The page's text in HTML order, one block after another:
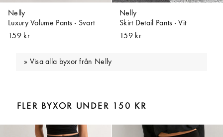
Nelly
Luxury Volume Pants - Svart
159 kr
Nelly
Skirt Detail Pants - Vit
159 kr
Visa alla byxor från Nelly
FLER BYXOR UNDER 150 KR